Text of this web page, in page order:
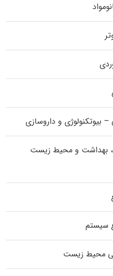
و داروسازی
بهداشت و محیط زیست
سیستم
محیط زیست